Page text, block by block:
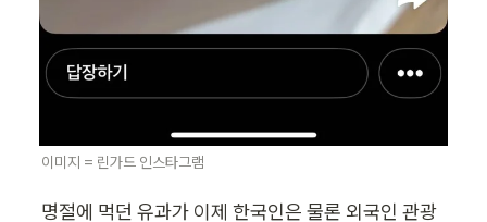
이미지 = 린가드 인스타그램
명절에 먹던 유과가 이제 한국인은 물론 외국인 관광